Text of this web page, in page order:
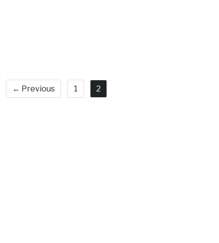
← Previous 1 2